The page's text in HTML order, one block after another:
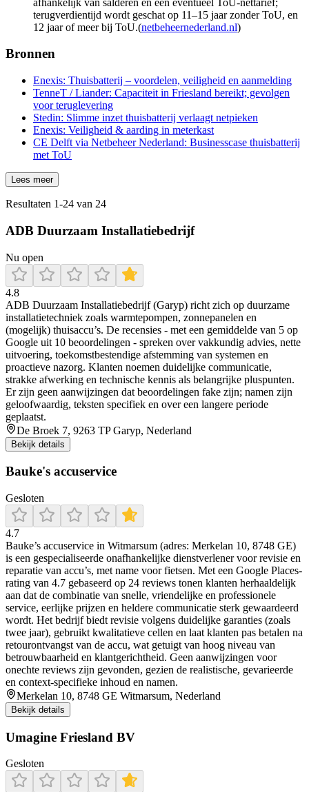
terugverdientijd wordt geschat op 11–15 jaar zonder ToU, en
12 jaar of meer bij ToU.(netbeheernederland.nl)
Bronnen
Enexis: Thuisbatterij – voordelen, veiligheid en aanmelding
TenneT / Liander: Capaciteit in Friesland bereikt; gevolgen
voor teruglevering
Stedin: Slimme inzet thuisbatterij verlaagt netpieken
Enexis: Veiligheid & aarding in meterkast
CE Delft via Netbeheer Nederland: Businesscase thuisbatterij
met ToU
Lees meer
Resultaten 1-24 van 24
ADB Duurzaam Installatiebedrijf
Nu open
4.8
ADB Duurzaam Installatiebedrijf (Garyp) richt zich op duurzame
installatietechniek zoals warmtepompen, zonnepanelen en
(mogelijk) thuisaccu’s. De recensies - met een gemiddelde van 5 op
Google uit 10 beoordelingen - spreken over vakkundig advies, nette
uitvoering, toekomstbestendige afstemming van systemen en
proactieve nazorg. Klanten noemen duidelijke communicatie,
strakke afwerking en technische kennis als belangrijke pluspunten.
Er zijn geen aanwijzingen dat beoordelingen fake zijn; namen zijn
geloofwaardig, teksten specifiek en over een langere periode
geplaatst.
De Broek 7, 9263 TP Garyp, Nederland
Bekijk details
Bauke's accuservice
Gesloten
4.7
Bauke’s accuservice in Witmarsum (adres: Merkelan 10, 8748 GE)
is een gespecialiseerde onafhankelijke dienstverlener voor revisie en
reparatie van accu’s, met name voor fietsen. Met een Google Places-
rating van 4.7 gebaseerd op 24 reviews tonen klanten herhaaldelijk
aan dat de combinatie van snelle, vriendelijke en professionele
service, eerlijke prijzen en heldere communicatie sterk gewaardeerd
wordt. Het bedrijf biedt revisie volgens duidelijke garanties (zoals
twee jaar), gebruikt kwalitatieve cellen en laat klanten pas betalen na
retourontvangst van de accu, wat getuigt van hoog niveau van
betrouwbaarheid en klantgerichtheid. Geen aanwijzingen voor
onechte reviews zijn gevonden, gezien de realistische, gevarieerde
en context-specifieke inhoud en namen.
Merkelan 10, 8748 GE Witmarsum, Nederland
Bekijk details
Umagine Friesland BV
Gesloten